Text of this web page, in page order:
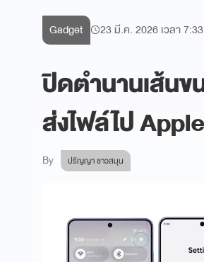
Gadget 23 มี.ค. 2026 เวลา
ปิดตำนานเส้นข
ส่งไฟล์ไป
By ปริญญา ชาวสมุน